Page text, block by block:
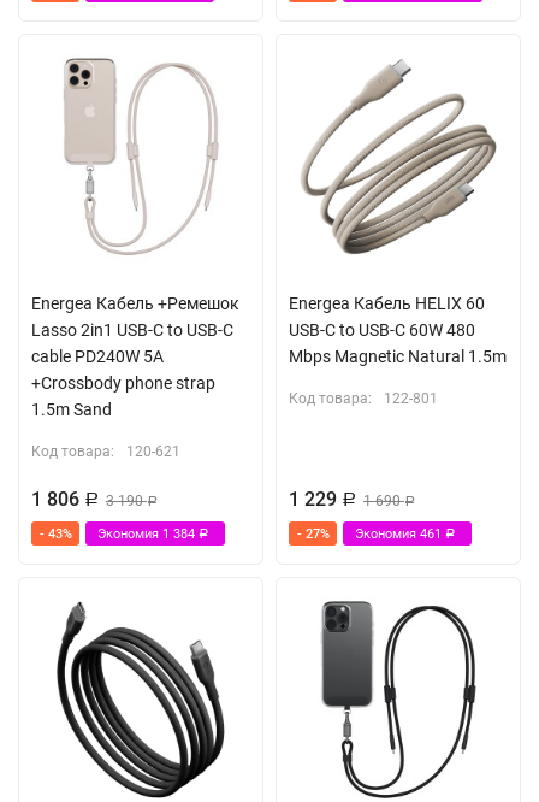
Energea Кабель +Ремешок
Lasso 2in1 USB-C to USB-C
cable PD240W 5A
+Crossbody phone strap
1.5m Sand
Код товара: 120-621
1 806 Р 3 190Р
- 43% Экономия 1 384 Р
Energea Кабель HELIX 60
USB-C to USB-C 60W 480
Mbps Magnetic Natural 1.5m
Код товара: 122-801
1 229 Р 1 690Р
- 27% Экономия 461 Р